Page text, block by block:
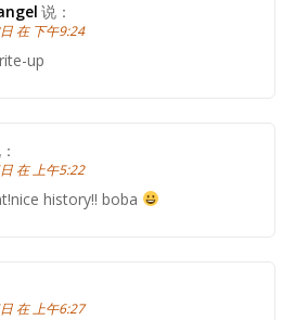
说：
在 下午9:24
up
在 上午5:22
history!! boba
在 上午6:27